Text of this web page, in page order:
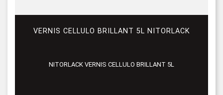
VERNIS CELLULO BRILLANT 5L NITORLACK
NITORLACK VERNIS CELLULO BRILLANT 5L